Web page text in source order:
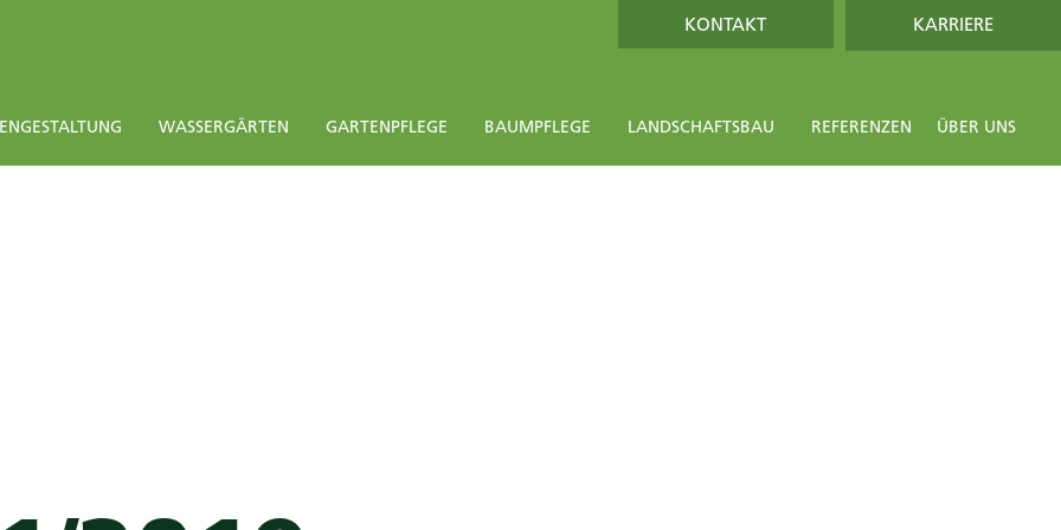
KONTAKT KARRIERE
WASSERGÄRTEN GARTENPFLEGE BAUMPFLEGE LANDSCHAFTSBAU REFERENZEN ÜBER UNS